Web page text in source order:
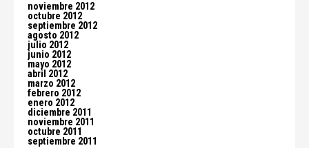
noviembre 2012
octubre 2012
septiembre 2012
agosto 2012
julio 2012
junio 2012
mayo 2012
abril 2012
marzo 2012
febrero 2012
enero 2012
diciembre 2011
noviembre 2011
octubre 2011
septiembre 2011